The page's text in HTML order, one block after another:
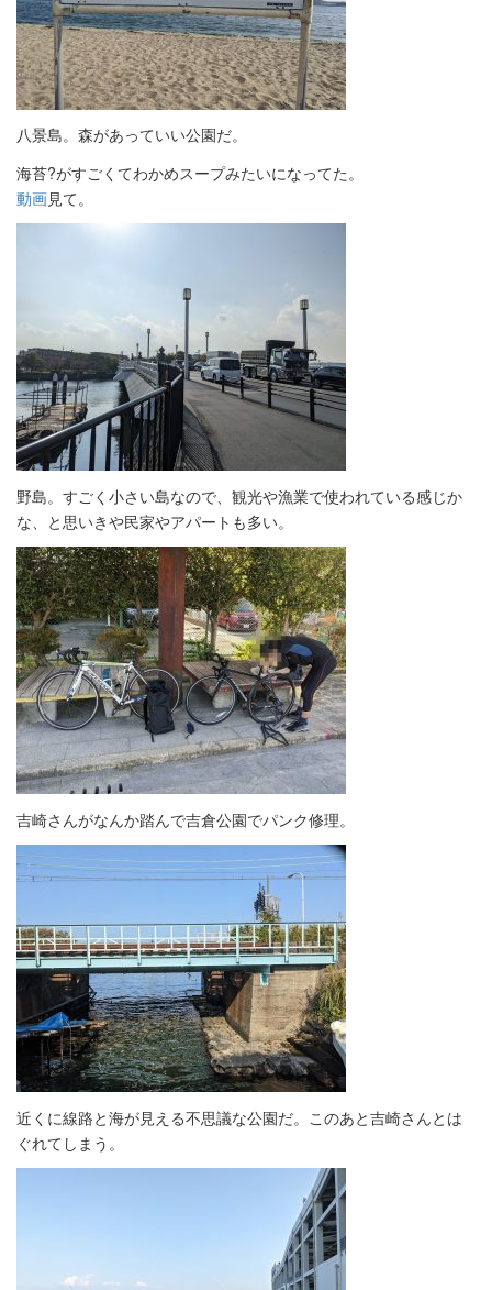
八景島。森があっていい公園だ。
海苔?がすごくてわかめスープみたいになってた。
動画見て。
野島。すごく小さい島なので、観光や漁業で使われている感じか
な、と思いきや民家やアパートも多い。
吉崎さんがなんか踏んで吉倉公園でパンク修理。
近くに線路と海が見える不思議な公園だ。このあと吉崎さんとは
ぐれてしまう。